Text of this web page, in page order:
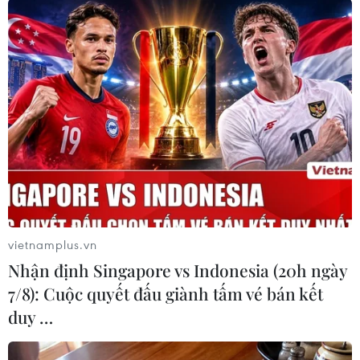
#Mưa lũ tại Huế #ngập lụt Huế
#Ngập lụt ở Huế
TP. Huế
vietnamplus.vn
Nhận định Singapore vs Indonesia (20h ngày
7/8): Cuộc quyết đấu giành tấm vé bán kết
duy …